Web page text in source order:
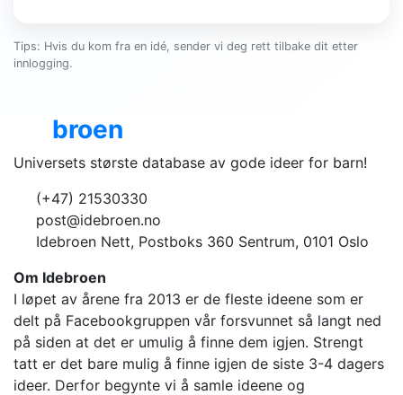
Tips: Hvis du kom fra en idé, sender vi deg rett tilbake dit etter
innlogging.
broen
Universets største database av gode ideer for barn!
(+47) 21530330
post@idebroen.no
Idebroen Nett, Postboks 360 Sentrum, 0101 Oslo
Om Idebroen
I løpet av årene fra 2013 er de fleste ideene som er
delt på Facebookgruppen vår forsvunnet så langt ned
på siden at det er umulig å finne dem igjen. Strengt
tatt er det bare mulig å finne igjen de siste 3-4 dagers
ideer. Derfor begynte vi å samle ideene og